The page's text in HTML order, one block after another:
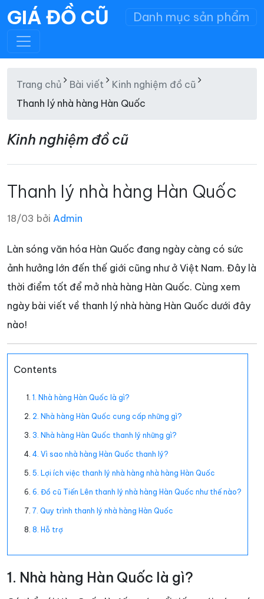
GIÁ ĐỒ CŨ Danh mục sản phẩm
Trang chủ Bài viết
Kinh nghiệm đồ cũ
Thanh lý nhà hàng Hàn Quốc
Kinh nghiệm đồ cũ
Thanh lý nhà hàng Hàn Quốc
18/03 bởi Admin
Làn sóng văn hóa Hàn Quốc đang ngày càng có sức
ảnh hưởng lớn đến thế giới cũng như ở Việt Nam. Đây là
thời điểm tốt để mở nhà hàng Hàn Quốc. Cùng xem
ngày bài viết về thanh lý nhà hàng Hàn Quốc dưới đây
nào!
Contents
1. Nhà hàng Hàn Quốc là gì?
2. Nhà hàng Hàn Quốc cung cấp những gì?
3. Nhà hàng Hàn Quốc thanh lý những gì?
4. Vì sao nhà hàng Hàn Quốc thanh lý?
5. Lợi ích việc thanh lý nhà hàng nhà hàng Hàn Quốc
6. Đồ cũ Tiến Lên thanh lý nhà hàng Hàn Quốc như thế nào?
7. Quy trình thanh lý nhà hàng Hàn Quốc
8. Hỗ trợ
1. Nhà hàng Hàn Quốc là gì?